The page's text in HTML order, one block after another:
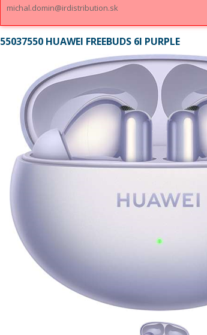
michal.domin@irdistribution.sk
55037550 HUAWEI FREEBUDS 6I PURPLE